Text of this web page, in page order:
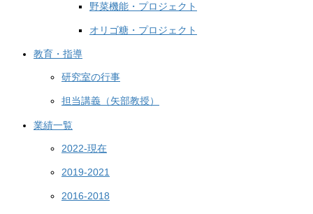
野菜機能・プロジェクト
オリゴ糖・プロジェクト
教育・指導
研究室の行事
担当講義（矢部教授）
業績一覧
2022-現在
2019-2021
2016-2018